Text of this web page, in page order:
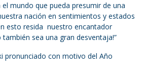
mundo que pueda presumir de una
nación en sentimientos y estados
esto resida nuestro encantador
sea una gran desventaja!”
pronunciado con motivo del Año